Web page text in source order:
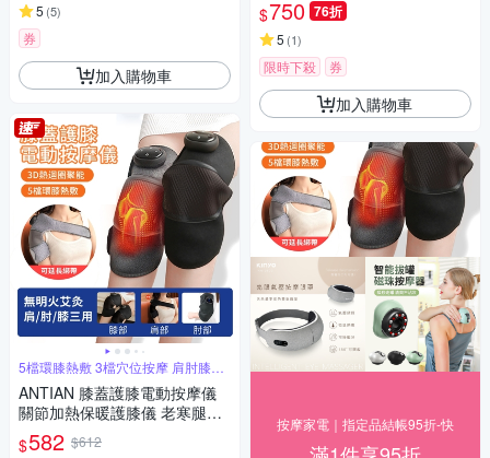
5 (5)
券
加入購物車
5檔環膝熱敷 3檔穴位按摩 肩肘膝多
用途
ANTIAN 膝蓋護膝電動按摩儀
關節加熱保暖護膝儀 老寒腿保
暖發熱器 肩肘膝蓋三用 長輩送
禮 單只
$582 $612
物）
$750 76折
5 (1)
限時下殺 券
加入購物車
按摩家電｜指定品結帳95折-快